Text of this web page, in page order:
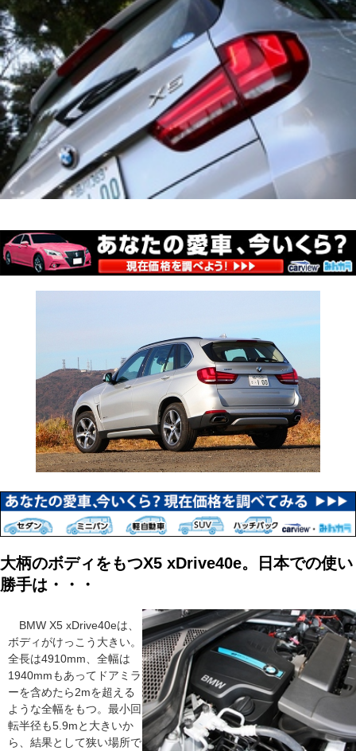
大柄のボディをもつX5 xDrive40e。日本での使い
勝手は・・・
BMW X5 xDrive40eは、
ボディがけっこう大きい。
全長は4910mm、全幅は
1940mmもあってドアミラ
ーを含めたら2mを超える
ような全幅をもつ。最小回
転半径も5.9mと大きいか
ら、結果として狭い場所で